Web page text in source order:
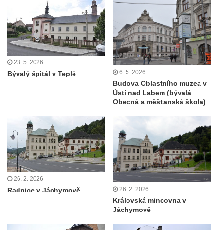
23. 5. 2026
Bývalý špitál v Teplé 6. 5. 2026
Budova Oblastního muzea v
Ústí nad Labem (bývalá
Obecná a měšťanská škola)
26. 2. 2026
Radnice v Jáchymově 26. 2. 2026
Královská mincovna v
Jáchymově